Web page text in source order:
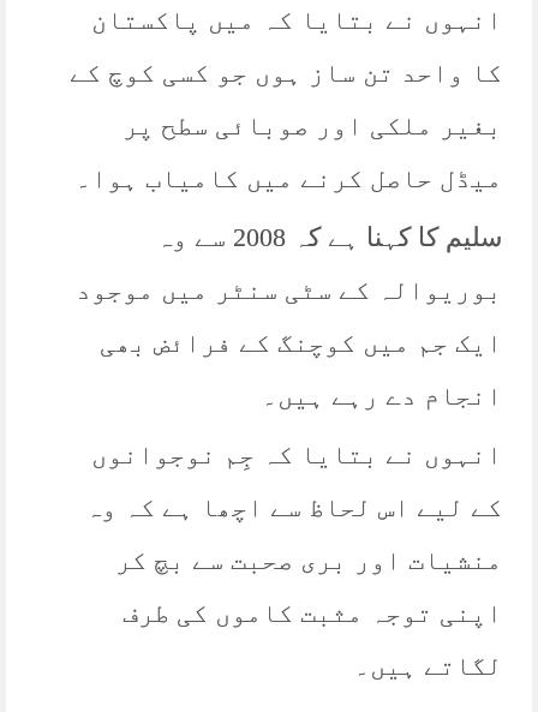
انہوں نے بتایا کہ میں پاکستان
کا واحد تن ساز ہوں جو کسی کوچ کے
بغیر ملکی اور صوبائی سطح پر
میڈل حاصل کرنے میں کامیاب ہوا۔
سلیم کا کہنا ہے کہ 2008 سے وہ
بوریوالہ کے سٹی سنٹر میں موجود
ایک جم میں کوچنگ کے فرائض بھی
انجام دے رہے ہیں۔
انہوں نے بتایا کہ جِم نوجوانوں
کے لیے اس لحاظ سے اچھا ہے کہ وہ
منشیات اور بری صحبت سے بچ کر
اپنی توجہ مثبت کاموں کی طرف
لگاتے ہیں۔